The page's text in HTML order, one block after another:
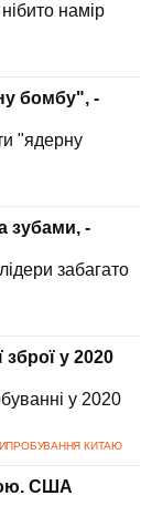
намір
бомбу", -
"ядерну
зубами, -
забагато
у 2020
у 2020
КИТАЮ
США